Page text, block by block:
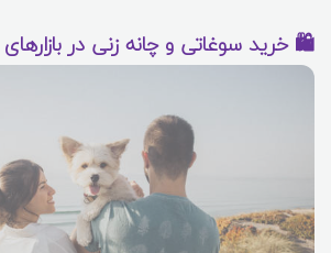
🛍️ خرید سوغاتی و چانه زنی در